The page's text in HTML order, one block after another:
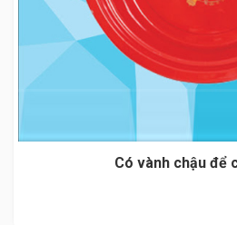
Có vành chậu để